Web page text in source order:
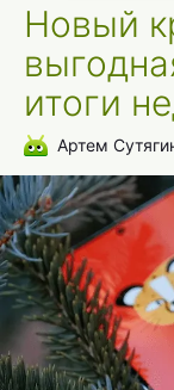
Новый
итоги
Артем